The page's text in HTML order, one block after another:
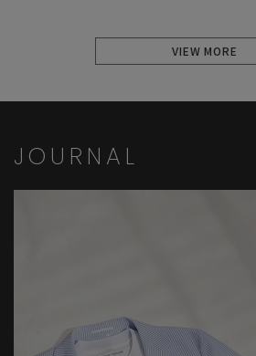
VIEW MORE
JOURNAL